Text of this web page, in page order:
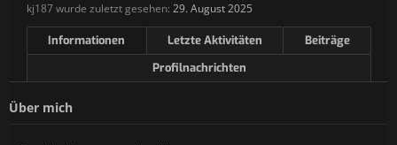
kj187 wurde zuletzt gesehen: 29. August 2025
Informationen Letzte Aktivitäten
Beiträge
Profilnachrichten
Über mich